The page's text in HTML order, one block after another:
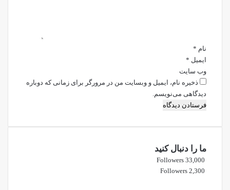
نام *
ایمیل *
وب‌ سایت
ذخیره نام، ایمیل و وبسایت من در مرورگر برای زمانی که دوباره
دیدگاهی می‌نویسم.
ما را دنبال کنید
33,000
Followers
2,300
Followers